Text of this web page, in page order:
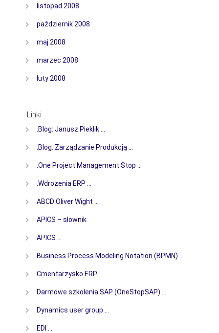
listopad 2008
październik 2008
maj 2008
marzec 2008
luty 2008
Linki
.Blog: Janusz Pieklik …
.Blog: Zarządzanie Produkcją …
.One Project Management Stop …
.Wdrożenia ERP …
ABCD Oliver Wight …
APICS – słownik
APICS …
Business Process Modeling Notation (BPMN) …
Cmentarzysko ERP …
Darmowe szkolenia SAP (OneStopSAP) …
Dynamics user group …
EDI …